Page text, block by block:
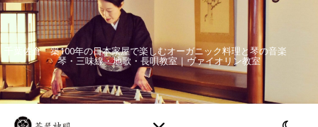
千葉佐倉 築100年の日本家屋で楽しむオーガニック料理と琴の音楽
琴・三味線・地歌・長唄教室｜ヴァイオリン教室